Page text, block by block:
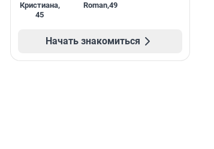
Кристиана,
45
Roman,49
Начать знакомиться